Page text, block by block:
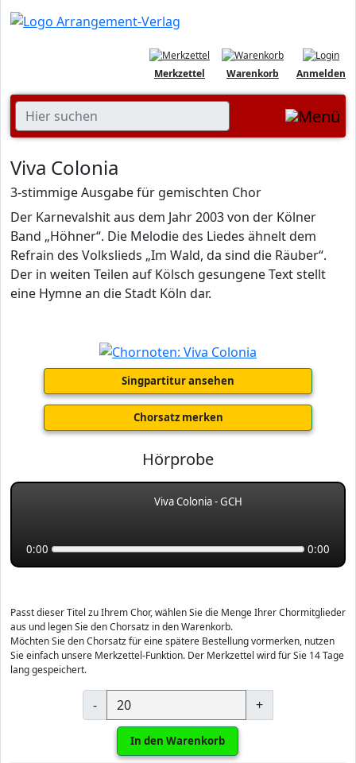
Anmelden
Warenkorb
Merkzettel
Viva Colonia
3-stimmige Ausgabe für gemischten Chor
Der Karnevalshit aus dem Jahr 2003 von der Kölner
Band „Höhner“. Die Melodie des Liedes ähnelt dem
Refrain des Volkslieds „Im Wald, da sind die Räuber“.
Der in weiten Teilen auf Kölsch gesungene Text stellt
eine Hymne an die Stadt Köln dar.
Singpartitur ansehen
Chorsatz merken
Hörprobe
Viva Colonia - GCH
0:00 0:00
Passt dieser Titel zu Ihrem Chor, wählen Sie die Menge Ihrer Chormitglieder
aus und legen Sie den Chorsatz in den Warenkorb.
Möchten Sie den Chorsatz für eine spätere Bestellung vormerken, nutzen
Sie einfach unsere Merkzettel-Funktion. Der Merkzettel wird für Sie 14 Tage
lang gespeichert.
- +
In den Warenkorb